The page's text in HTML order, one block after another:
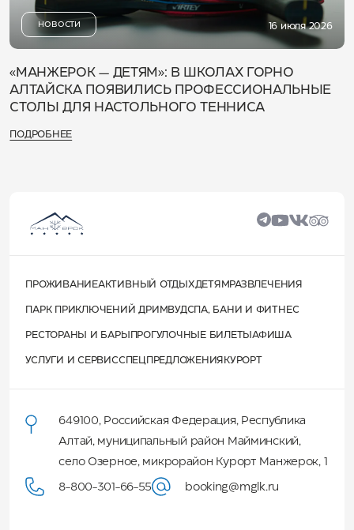
НОВОСТИ 16 июля 2026
«МАНЖЕРОК — ДЕТЯМ»: В ШКОЛАХ ГОРНО
АЛТАЙСКА ПОЯВИЛИСЬ ПРОФЕССИОНАЛЬНЫЕ
СТОЛЫ ДЛЯ НАСТОЛЬНОГО ТЕННИСА
ПОДРОБНЕЕ
ПРОЖИВАНИЕАКТИВНЫЙ ОТДЫХДЕТЯМ РАЗВЛЕЧЕНИЯ
ПАРК ПРИКЛЮЧЕНИЙ ДРИМВУДСПА, БАНИ И ФИТНЕС
РЕСТОРАНЫ И БАРЫ ПРОГУЛОЧНЫЕ БИЛЕТЫАФИША
УСЛУГИ И СЕРВИССПЕЦПРЕДЛОЖЕНИЯ КУРОРТ
649100, Российская Федерация, Республика
Алтай, муниципальный район Майминский,
село Озерное, микрорайон Курорт Манжерок, 1
8-800-301-66-55 booking@mglk.ru